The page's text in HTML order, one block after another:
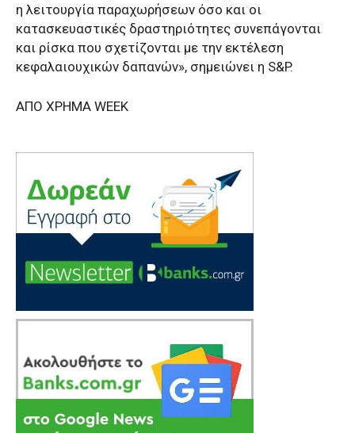
η λειτουργία παραχωρήσεων όσο και οι
κατασκευαστικές δραστηριότητες συνεπάγονται
και ρίσκα που σχετίζονται με την εκτέλεση
κεφαλαιουχικών δαπανών», σημειώνει η S&P.
ΑΠΟ ΧΡΗΜΑ WEEK